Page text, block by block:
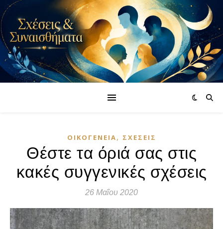
ΟΙΚΟΓΈΝΕΙΑ, ΣΧΈΣΕΙΣ
Θέστε τα όριά σας στις
κακές συγγενικές σχέσεις
26 Μαΐου 2020